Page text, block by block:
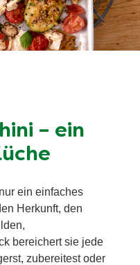
– ein
ein einfaches
Herkunft, den
bereichert sie jede
zubereitest oder